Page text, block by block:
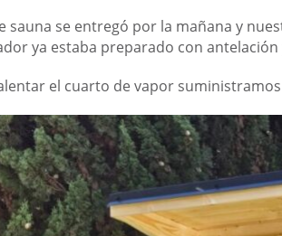
sauna se entregó por la mañana y
ya estaba preparado con
el cuarto de vapor